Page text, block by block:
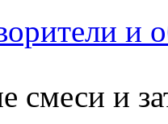
и
смеси и